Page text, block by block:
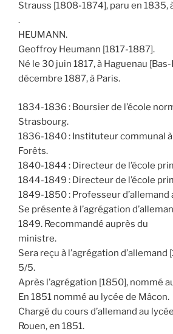
Strauss [1808-1874], paru en 1835,
.
HEUMANN.
Geoffroy Heumann [1817-1887].
Né le 30 juin 1817, à Haguenau
décembre 1887, à Paris.
1834-1836 : Boursier de l’école
Strasbourg.
1836-1840 : Instituteur communal
Forêts.
1840-1844 : Directeur de l’école
1844-1849 : Directeur de l’école
1849-1850 : Professeur d’allemand
Se présente à l’agrégation
1849. Recommandé auprès du
ministre.
Sera reçu à l’agrégation
5/5.
Après l’agrégation [1850], nommé
En 1851 nommé au lycée de Mâcon.
Chargé du cours d’allemand au
Rouen, en 1851.